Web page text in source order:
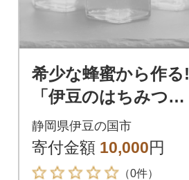
希少な蜂蜜から作る!
「伊豆のはちみつジ
ャムセット」(170g×3
本)
静岡県伊豆の国市
寄付金額 10,000円
（0件）